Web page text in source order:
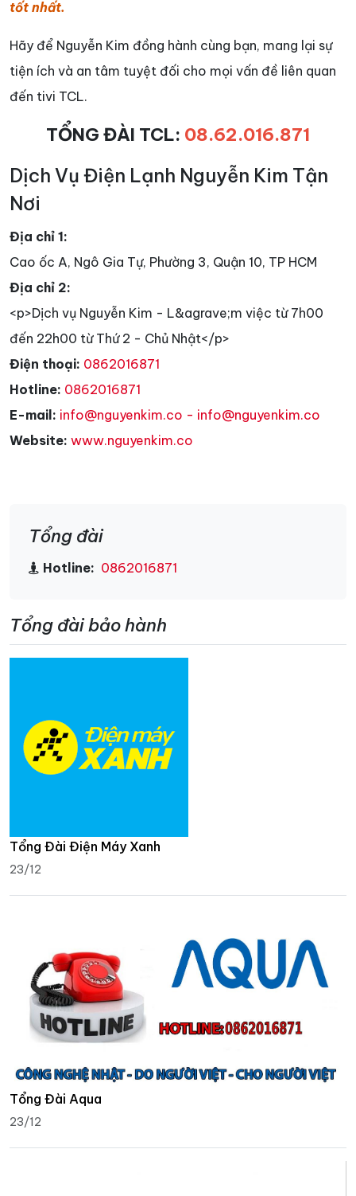
tốt nhất.
Hãy để Nguyễn Kim đồng hành cùng bạn, mang lại sự
tiện ích và an tâm tuyệt đối cho mọi vấn đề liên quan
đến tivi TCL.
TỔNG ĐÀI TCL: 08.62.016.871
Dịch Vụ Điện Lạnh Nguyễn Kim Tận
Nơi
Địa chỉ 1:
Cao ốc A, Ngô Gia Tự, Phường 3, Quận 10, TP HCM
Địa chỉ 2:
<p>Dịch vụ Nguyễn Kim - L&agrave;m việc từ 7h00
đến 22h00 từ Thứ 2 - Chủ Nhật</p>
Điện thoại: 0862016871
Hotline: 0862016871
E-mail: info@nguyenkim.co - info@nguyenkim.co
Website: www.nguyenkim.co
Tổng đài
Hotline: 0862016871
Tổng đài bảo hành
Tổng Đài Điện Máy Xanh
23/12
Tổng Đài Aqua
23/12